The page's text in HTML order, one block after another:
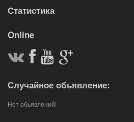
Статистика
Online
Случайное обьявление:
Нет обьявлений!